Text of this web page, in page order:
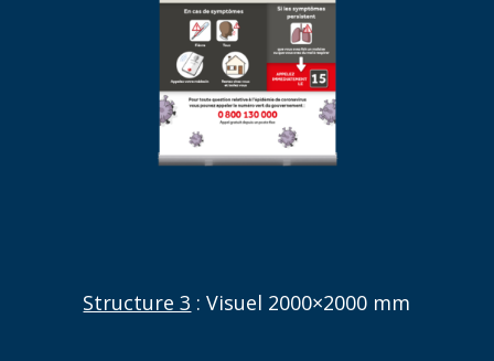
Structure 3 : Visuel 2000×2000 mm